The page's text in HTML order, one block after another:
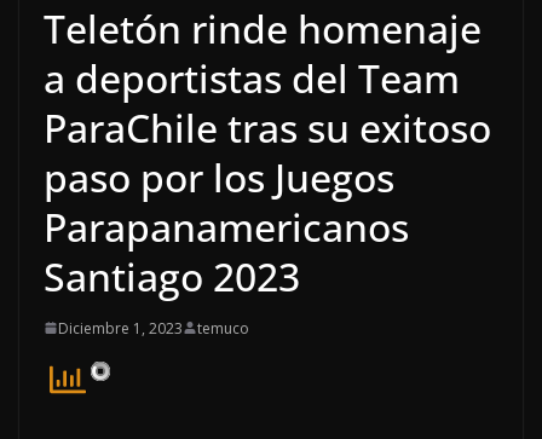
Teletón rinde homenaje
a deportistas del Team
ParaChile tras su exitoso
paso por los Juegos
Parapanamericanos
Santiago 2023
Diciembre 1, 2023 temuco